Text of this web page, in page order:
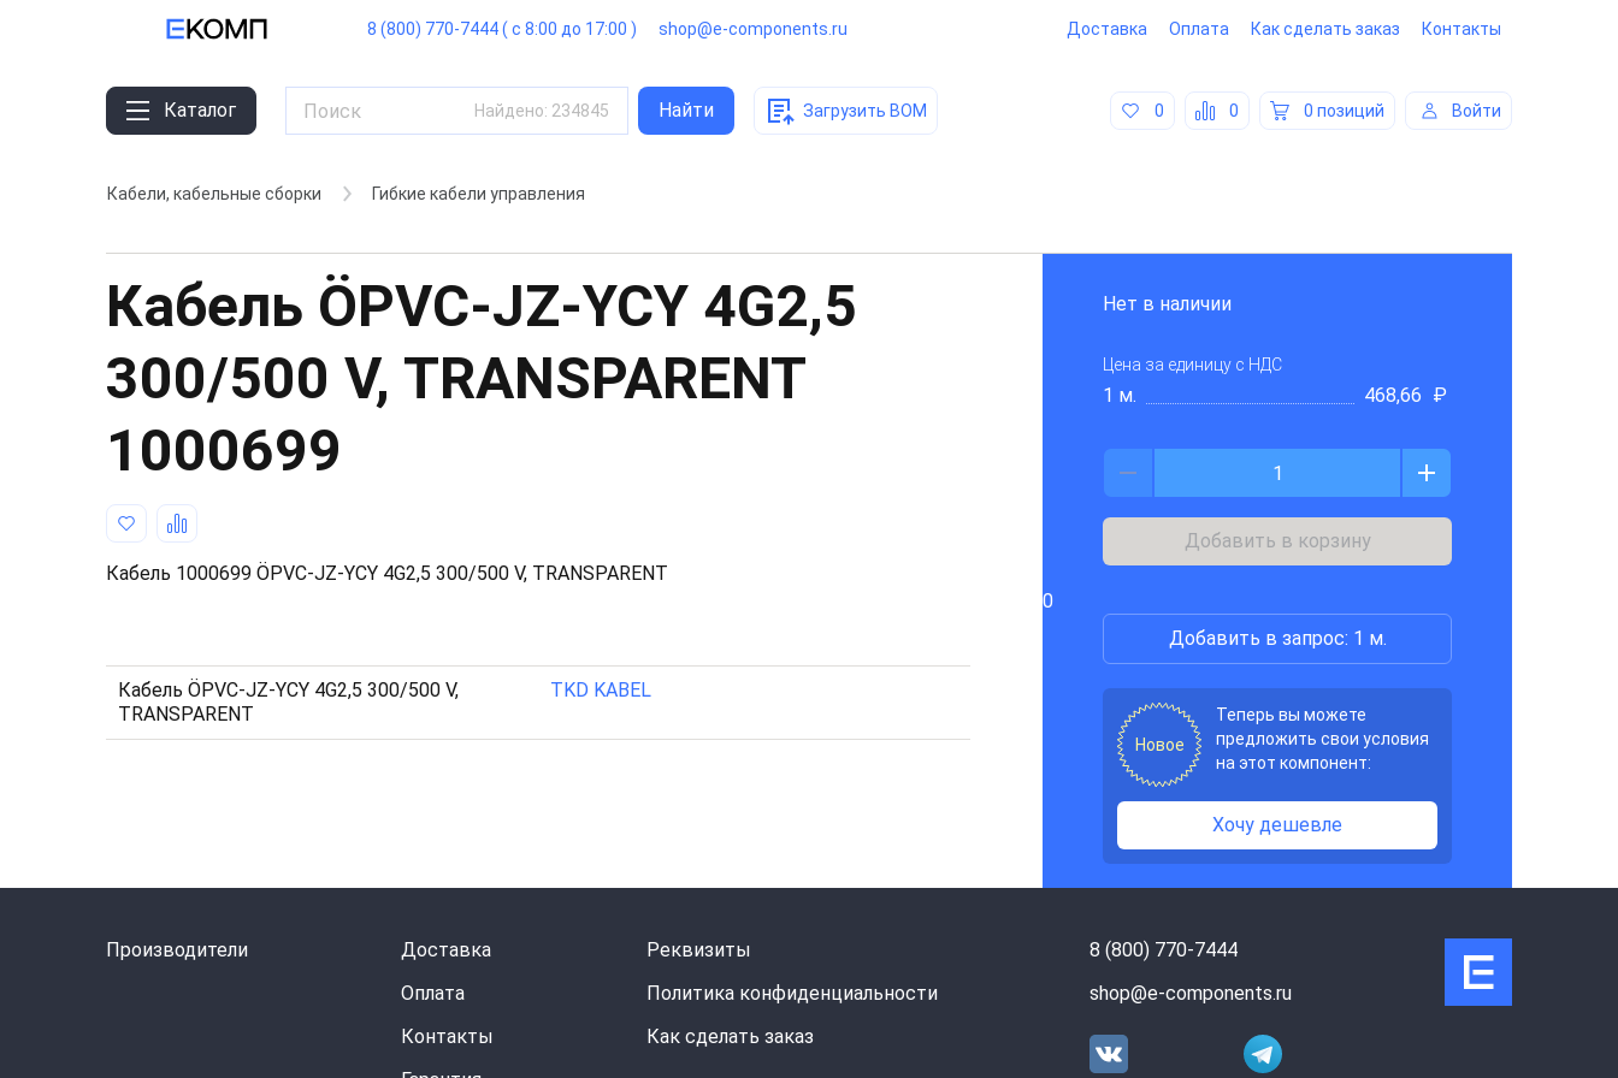
8 (800) 770-7444 ( с 8:00 до 17:00 ) shop@e-components.ru Доставка Оплата Как сделать заказ Контакты
Каталог Найдено: 234845 Найти Загрузить BOM 0 0 0 позиций Войти
Кабели, кабельные сборки Гибкие кабели управления
Кабель ÖPVC-JZ-YCY 4G2,5
300/500 V, TRANSPARENT
1000699
Кабель 1000699 ÖPVC-JZ-YCY 4G2,5 300/500 V, TRANSPARENT
Кабель ÖPVC-JZ-YCY 4G2,5 300/500 V,
TRANSPARENT
TKD KABEL
Нет в наличии
Цена за единицу с НДС
1 м. 468,66 ₽
Добавить в корзину
0
Добавить в запрос: 1 м.
Новое
Теперь вы можете
предложить свои условия
на этот компонент:
Хочу дешевле
Производители
Доставка
Оплата
Контакты
Реквизиты
Политика конфиденциальности
Как сделать заказ
8 (800) 770-7444
shop@e-components.ru